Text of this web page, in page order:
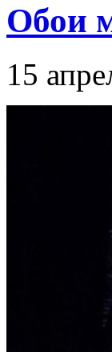
Обои
15